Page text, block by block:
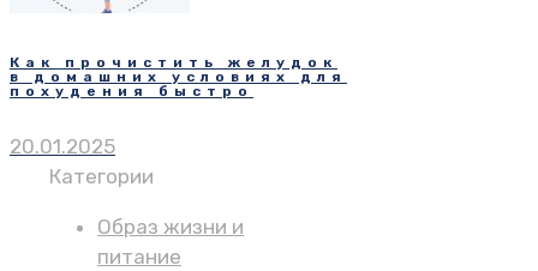
Как прочистить желудок
в домашних условиях для
похудения быстро
20.01.2025
Категории
Образ жизни и
питание